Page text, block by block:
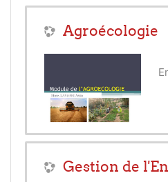
Agroécologie
Gestion de